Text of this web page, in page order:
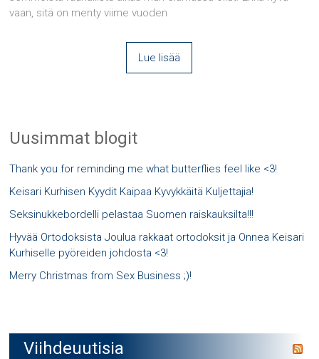
vaan, sitä on menty viime vuoden
Lue lisää
Uusimmat blogit
Thank you for reminding me what butterflies feel like <3!
Keisari Kurhisen Kyydit Kaipaa Kyvykkäitä Kuljettajia!
Seksinukkebordelli pelastaa Suomen raiskauksilta!!!
Hyvää Ortodoksista Joulua rakkaat ortodoksit ja Onnea Keisari
Kurhiselle pyöreiden johdosta <3!
Merry Christmas from Sex Business ;)!
Viihdeuutisia